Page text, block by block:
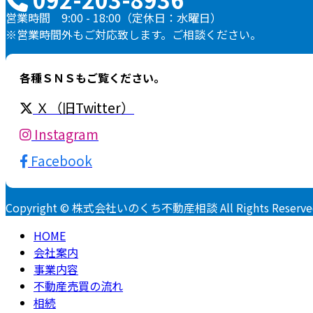
営業時間 9:00 - 18:00（定休日：水曜日）
※営業時間外もご対応致します。ご相談ください。
各種ＳＮＳもご覧ください。
Ｘ（旧Twitter）
Instagram
Facebook
Copyright © 株式会社いのくち不動産相談 All Rights
HOME
会社案内
事業内容
不動産売買の流れ
相続